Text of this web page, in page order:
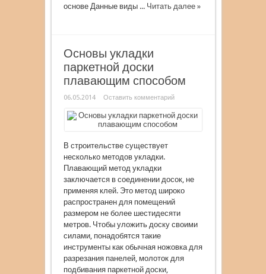
основе Данные виды ... Читать далее »
Основы укладки
паркетной доски
плавающим способом
06.05.2014 Оставить комментарий
В строительстве существует
несколько методов укладки.
Плавающий метод укладки
заключается в соединении досок, не
применяя клей. Это метод широко
распространен для помещений
размером не более шестидесяти
метров. Чтобы уложить доску своими
силами, понадобятся такие
инструменты как обычная ножовка для
разрезания панелей, молоток для
подбивания паркетной доски,